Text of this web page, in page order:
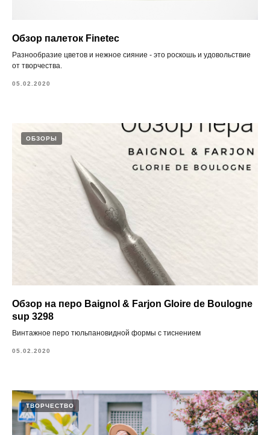
Обзор палеток Finetec
Разнообразие цветов и нежное сияние - это роскошь и удовольствие
от творчества.
05.02.2020
ОБЗОРЫ
Обзор на перо Baignol & Farjon Gloire de Boulogne
sup 3298
Винтажное перо тюльпановидной формы с тиснением
05.02.2020
ТВОРЧЕСТВО